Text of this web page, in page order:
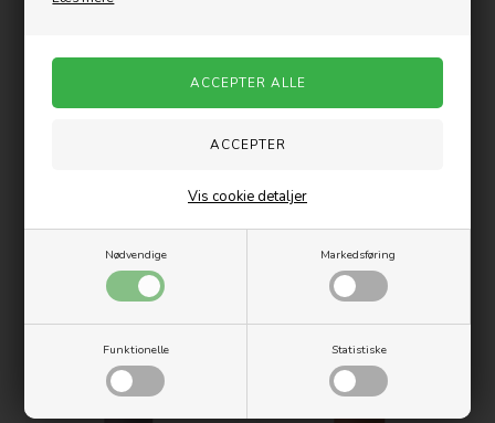
Nødvendige Markedsføring
Funktionelle Statistiske
Vis cookie detaljer
AYA&IDA CUP2GO - Dark Grey -
199,00 DKK
AYA&IDA Drikkeflaske -
Eucalyptus - 500ML
219,00 DKK